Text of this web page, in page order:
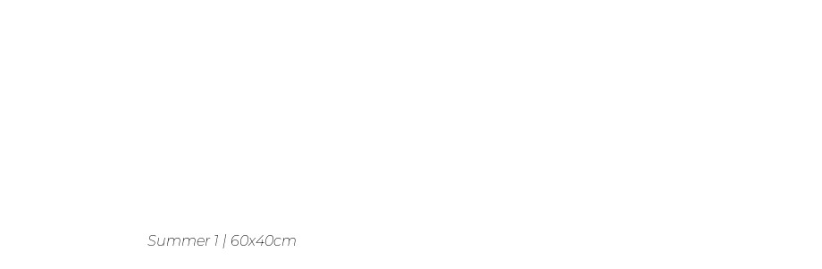
Summer 1 | 60x40cm